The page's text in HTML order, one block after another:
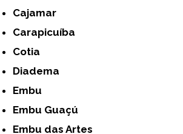
Cajamar
Carapicuíba
Cotia
Diadema
Embu
Embu Guaçú
Embu das Artes